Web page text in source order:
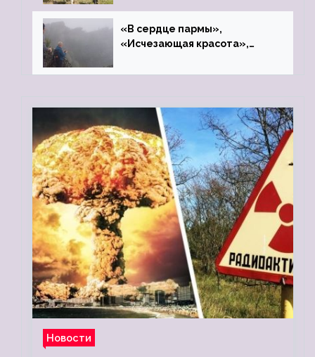
«В сердце пармы»,
«Исчезающая красота»,
Новости